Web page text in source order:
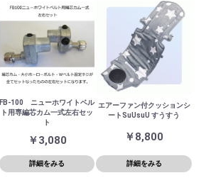
FB-100 ニューホワイトベル
ト用専編芯カム一式左右セッ
ト
￥3,080
詳細をみる
エアーファン付クッションシ
ートSuUsuU すうすう
￥8,800
詳細をみる